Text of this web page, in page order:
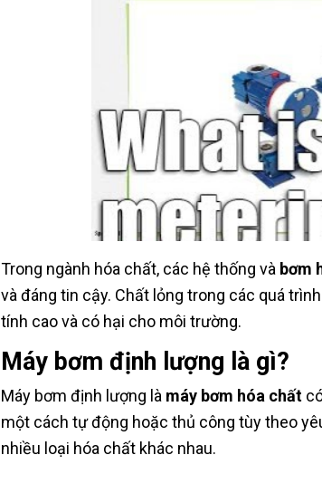
Trong ngành hóa chất, các hệ thống và bơm
và đáng tin cậy. Chất lỏng trong các quá
tính cao và có hại cho môi trường.
Máy bơm định lượng là gì?
Máy bơm định lượng là máy bơm hóa chất
một cách tự động hoặc thủ công tùy theo
nhiều loại hóa chất khác nhau.